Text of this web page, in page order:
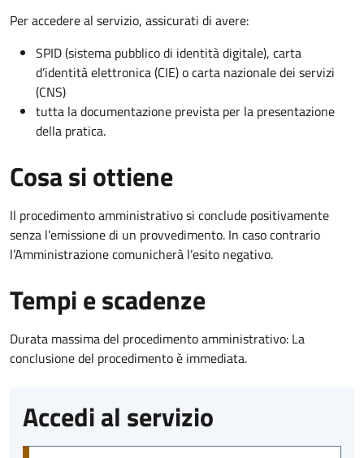
Per accedere al servizio, assicurati di avere:
SPID (sistema pubblico di identità digitale), carta
d’identità elettronica (CIE) o carta nazionale dei servizi
(CNS)
tutta la documentazione prevista per la presentazione
della pratica.
Cosa si ottiene
Il procedimento amministrativo si conclude positivamente
senza l’emissione di un provvedimento. In caso contrario
l’Amministrazione comunicherà l’esito negativo.
Tempi e scadenze
Durata massima del procedimento amministrativo: La
conclusione del procedimento è immediata.
Accedi al servizio